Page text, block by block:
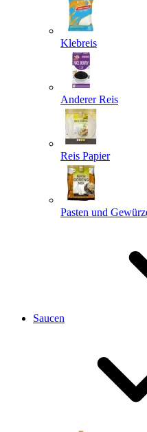
Klebreis
Anderer Reis
Reis Papier
Pasten und
Saucen